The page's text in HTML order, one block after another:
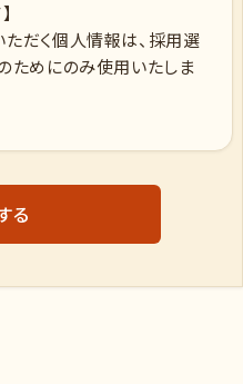
だく個人情報は、採用選
ためにのみ使用いたしま
る